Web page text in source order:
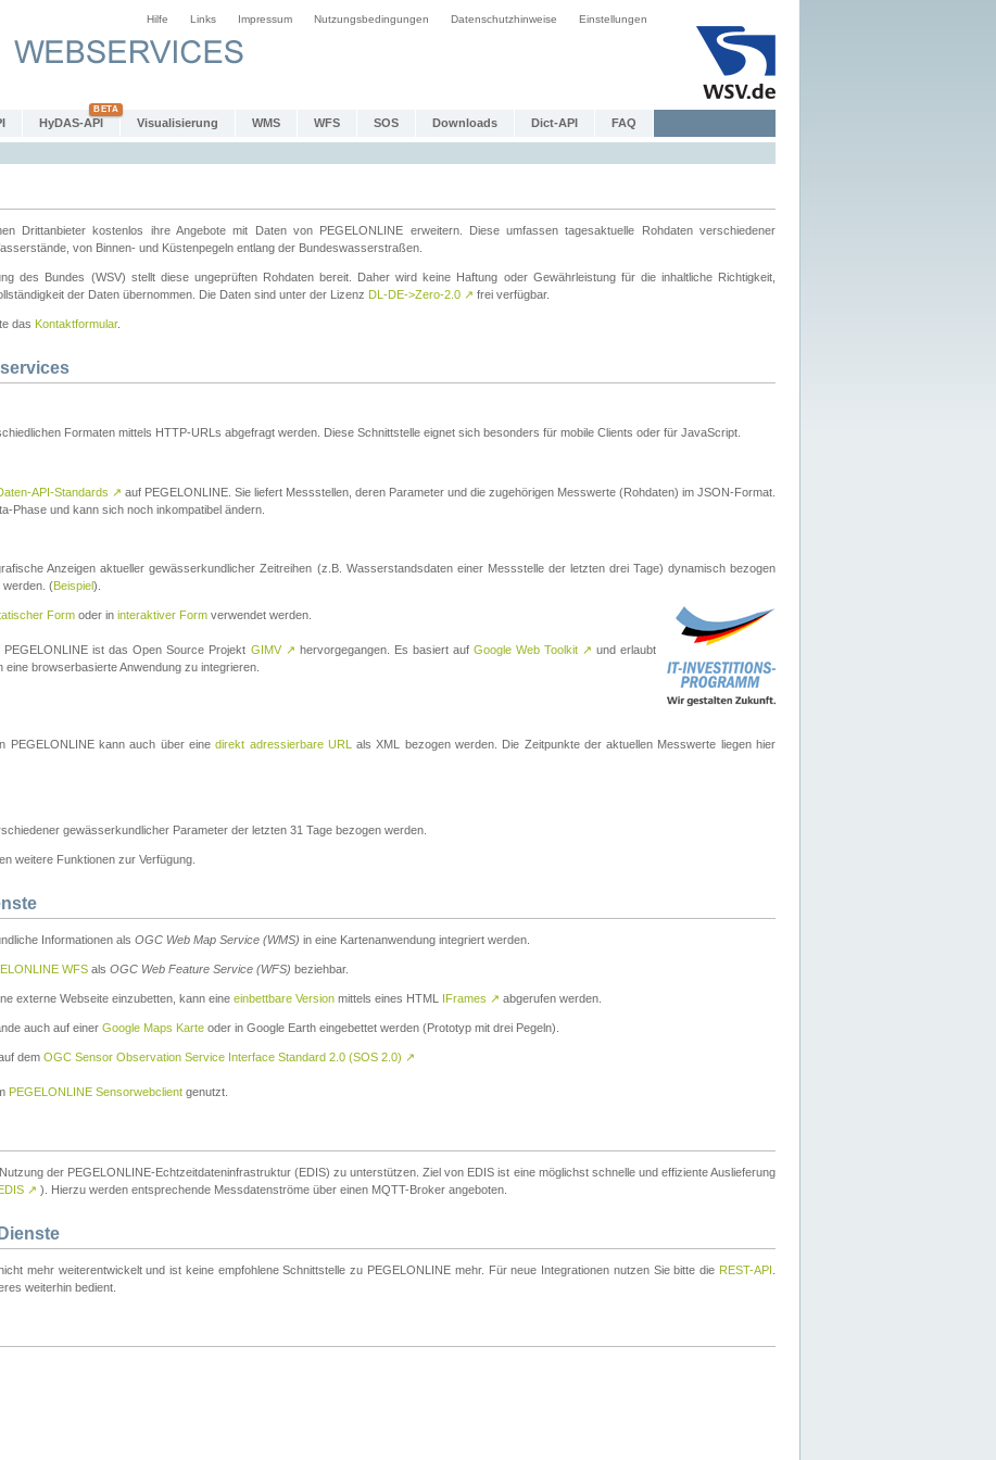
Hilfe Links Impressum Nutzungsbedingungen Datenschutzhinweise Einstellungen
HyDAS-API Visualisierung WMS WFS SOS Downloads Dict-API FAQ
Drittanbieter kostenlos ihre Angebote mit Daten von PEGELONLINE erweitern. Diese umfassen tagesaktuelle Rohdaten verschiedener
von Binnen- und Küstenpegeln entlang der Bundeswasserstraßen.
des Bundes (WSV) stellt diese ungeprüften Rohdaten bereit. Daher wird keine Haftung oder Gewährleistung für die inhaltliche Richtigkeit,
der Daten übernommen. Die Daten sind unter der Lizenz DL-DE->Zero-2.0 ↗ frei verfügbar.
das Kontaktformular.
Formaten mittels HTTP-URLs abgefragt werden. Diese Schnittstelle eignet sich besonders für mobile Clients oder für JavaScript.
API-Standards ↗ auf PEGELONLINE. Sie liefert Messstellen, deren Parameter und die zugehörigen Messwerte (Rohdaten) im JSON-Format.
Phase und kann sich noch inkompatibel ändern.
Anzeigen aktueller gewässerkundlicher Zeitreihen (z.B. Wasserstandsdaten einer Messstelle der letzten drei Tage) dynamisch bezogen
werden. (Beispiel).
Form oder in interaktiver Form verwendet werden.
ist das Open Source Projekt GIMV ↗ hervorgegangen. Es basiert auf Google Web Toolkit ↗ und erlaubt
browserbasierte Anwendung zu integrieren.
PEGELONLINE kann auch über einedirekt adressierbare URL
als XML bezogen werden. Die Zeitpunkte der aktuellen Messwerte liegen hier
gewässerkundlicher Parameter der letzten 31 Tage bezogen werden.
weitere Funktionen zur Verfügung.
Informationen als OGC Web Map Service (WMS) in eine Kartenanwendung integriert werden.
WFS als OGC Web Feature Service (WFS) beziehbar.
externe Webseite einzubetten, kann eine einbettbare Version mittels eines HTML IFrames ↗ abgerufen werden.
auch auf einer Google Maps Karte oder in Google Earth eingebettet werden (Prototyp mit drei Pegeln).
dem OGC Sensor Observation Service Interface Standard 2.0 (SOS 2.0) ↗
PEGELONLINE Sensorwebclient genutzt.
der PEGELONLINE-Echtzeitdateninfrastruktur (EDIS) zu unterstützen. Ziel von EDIS ist eine möglichst schnelle und effiziente Auslieferung
EDIS ↗ ). Hierzu werden entsprechende Messdatenströme über einen MQTT-Broker angeboten.
mehr weiterentwickelt und ist keine empfohlene Schnittstelle zu PEGELONLINE mehr. Für neue Integrationen nutzen Sie bitte die REST-API
weiterhin bedient.